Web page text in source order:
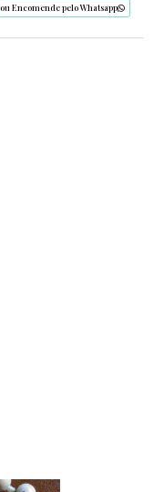
ou Encomende pelo Whatsapp